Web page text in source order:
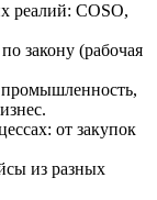
реалий: COSO,
закону (рабочая
от закупок
из разных